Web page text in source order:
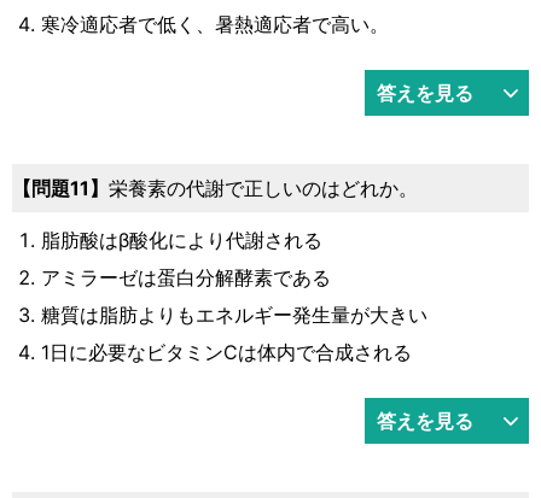
寒冷適応者で低く、暑熱適応者で高い。
答えを見る
11 栄養素の代謝で正しいのはどれか。
脂肪酸はβ酸化により代謝される
アミラーゼは蛋白分解酵素である
糖質は脂肪よりもエネルギー発生量が大きい
1日に必要なビタミンCは体内で合成される
答えを見る